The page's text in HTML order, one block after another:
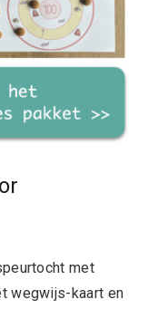
met
wegwijs-kaart en